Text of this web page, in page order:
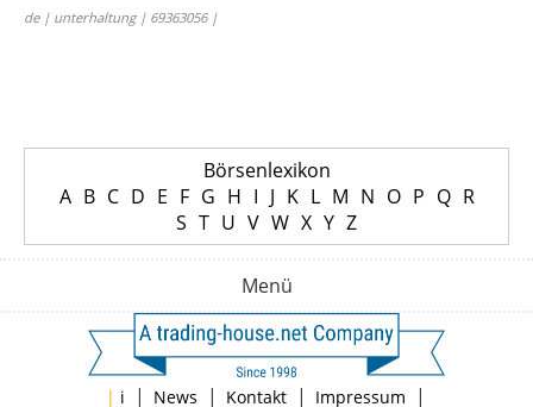
de | unterhaltung | 69363056 |
Börsenlexikon
A B C D E F G H I J K L M N O P Q R
S T U V W X Y Z
Menü
| i | News | Kontakt | Impressum |